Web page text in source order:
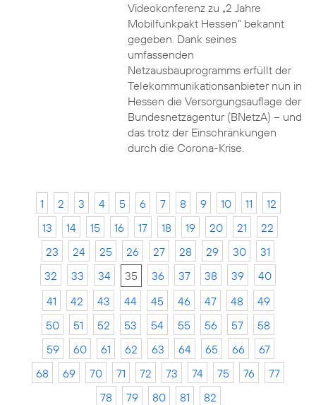
Videokonferenz zu „2 Jahre
Mobilfunkpakt Hessen“ bekannt
gegeben. Dank seines
umfassenden
Netzausbauprogramms erfüllt der
Telekommunikationsanbieter nun in
Hessen die Versorgungsauflage der
Bundesnetzagentur (BNetzA) – und
das trotz der Einschränkungen
durch die Corona-Krise.
1 2 3 4 5 6 7 8 9 10 11
12
13
14 15 16 17 18 19 20 21
22
23
24 25 26 27 28 29 30
31
32
33 34 35 36 37 38 39
40
41
42 43 44 45 46 47 48
49
50
51 52 53 54 55 56 57
58
59
60 61 62 63 64 65 66
67
68
69 70 71 72 73 74 75 76
77
78
79 80 81 82